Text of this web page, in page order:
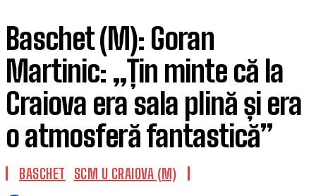
Baschet (M): Goran
Martinic: „Țin minte că la
Craiova era sala plină și era
o atmosferă fantastică”
BASCHET SCM U CRAIOVA (M)